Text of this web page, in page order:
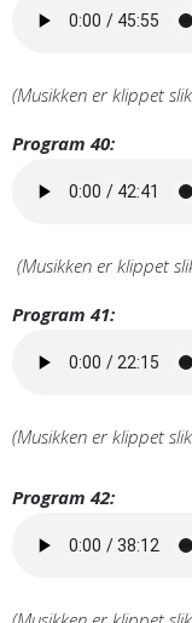
(Musikken er klippet
Program 40:
(Musikken er klippet
Program 41:
(Musikken er klippet
Program 42: